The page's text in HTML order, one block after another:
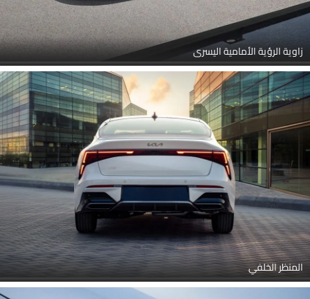
زاوية الرؤية الأمامية اليسرى
المنظر الخلفي